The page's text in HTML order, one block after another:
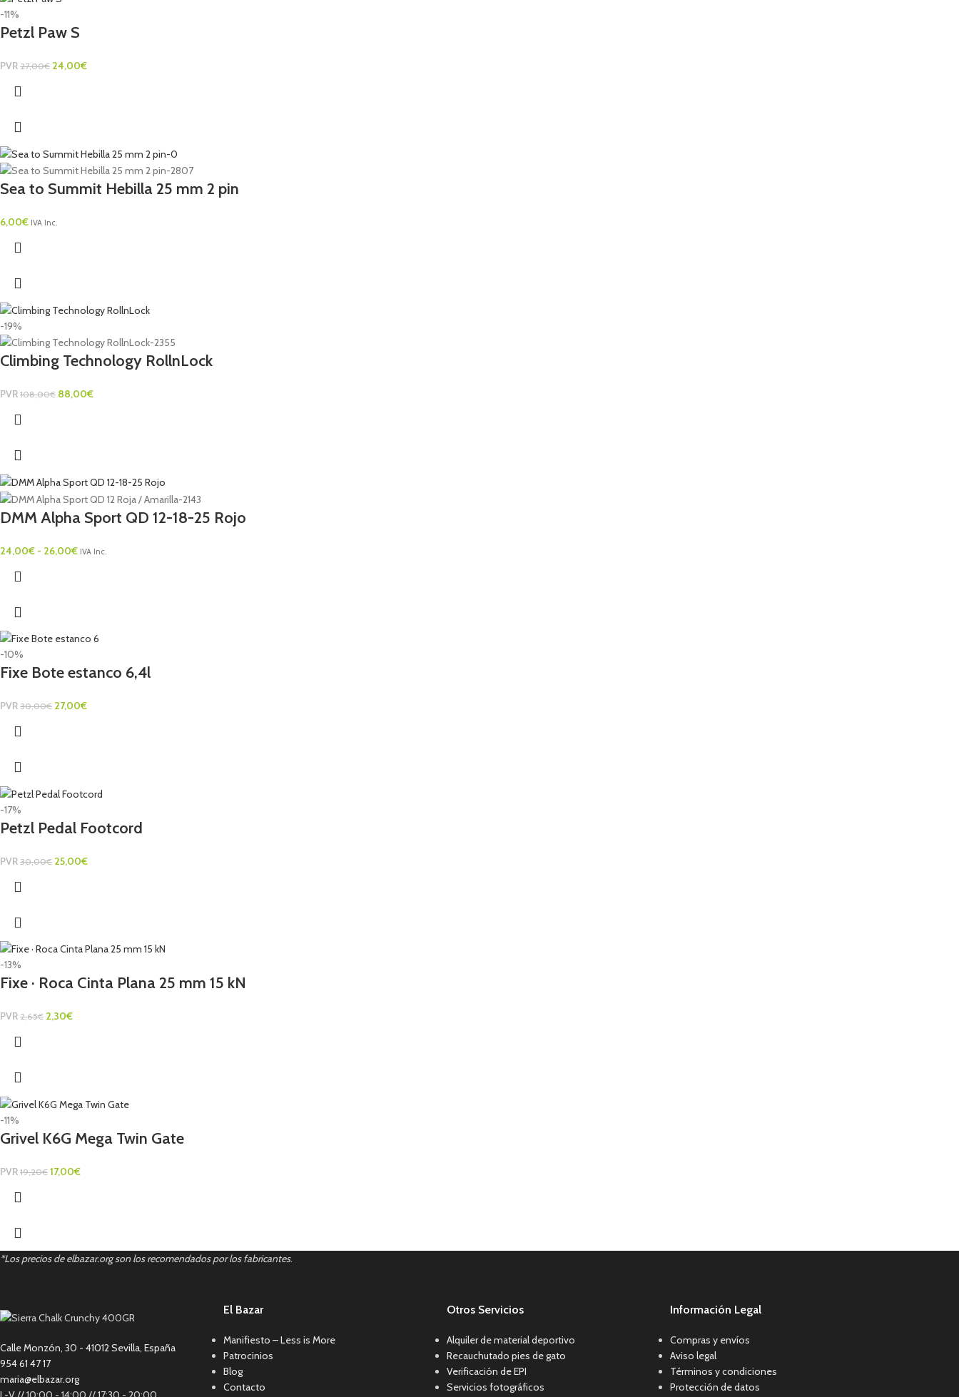
-11%
Petzl Paw S
PVR 27,00€ 24,00€
Sea to Summit Hebilla 25 mm 2 pin
6,00€ IVA Inc.
-19%
Climbing Technology RollnLock
PVR 108,00€ 88,00€
DMM Alpha Sport QD 12-18-25 Rojo
24,00€ - 26,00€ IVA Inc.
-10%
Fixe Bote estanco 6,4l
PVR 30,00€ 27,00€
-17%
Petzl Pedal Footcord
PVR 30,00€ 25,00€
-13%
Fixe · Roca Cinta Plana 25 mm 15 kN
PVR 2,65€ 2,30€
-11%
Grivel K6G Mega Twin Gate
PVR 19,20€ 17,00€
*Los precios de elbazar.org son los recomendados por los fabricantes.
Calle Monzón, 30 - 41012 Sevilla, España
954 61 47 17
maria@elbazar.org
El Bazar
Manifiesto – Less is More
Patrocinios
Blog
Contacto
Otros Servicios
Alquiler de material deportivo
Recauchutado pies de gato
Verificación de EPI
Servicios fotográficos
Información Legal
Compras y envíos
Aviso legal
Términos y condiciones
Protección de datos